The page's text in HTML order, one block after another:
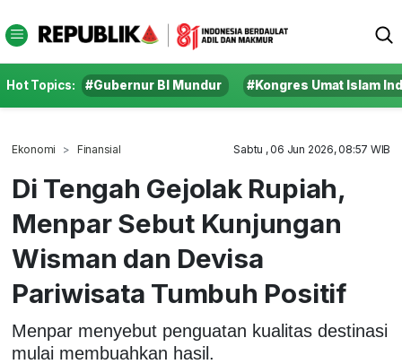
Hot Topics: #Gubernur BI Mundur #Kongres Umat Islam
Ekonomi Finansial Sabtu , 06 Jun 2026, 08:57 WIB
Di Tengah Gejolak Rupiah,
Menpar Sebut Kunjungan
Wisman dan Devisa
Pariwisata Tumbuh Positif
Menpar menyebut penguatan kualitas destinasi
mulai membuahkan hasil.